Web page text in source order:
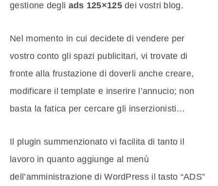
gestione degli ads 125×125dei vostri blog.
Nel momento in cui decidete di vendere per
vostro conto gli spazi publicitari, vi trovate di
fronte alla frustazione di doverli anche creare,
modificare il template e inserire l’annucio; non
basta la fatica per cercare gli inserzionisti…
Il plugin summenzionato vi facilita di tanto il
lavoro in quanto aggiunge al menù
dell’amministrazione di WordPress il tasto “ADS”